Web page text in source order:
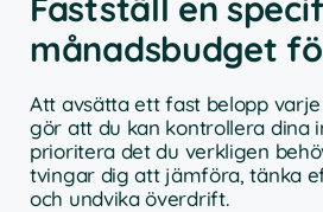
månadsbudget
Att avsätta ett fast belopp
gör att du kan kontrollera dina
prioritera det du verkligen
tvingar dig att jämföra, tänka
och undvika överdrift.